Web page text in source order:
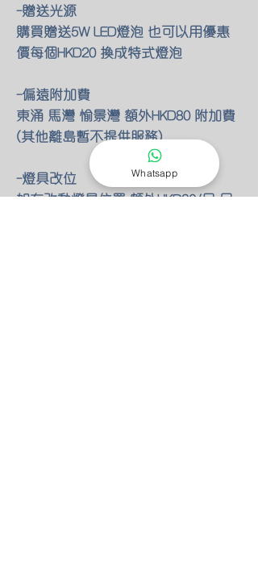
-贈送光源
購買贈送5W LED燈泡 也可以用優惠
價每個HKD20 換成特式燈泡
-偏遠附加費
東涌 馬灣 愉景灣 額外HKD80 附加費
(其他離島暫不提供服務)
-燈具改位
如有改動燈具位置 額外HKD30/尺 只
Whatsapp